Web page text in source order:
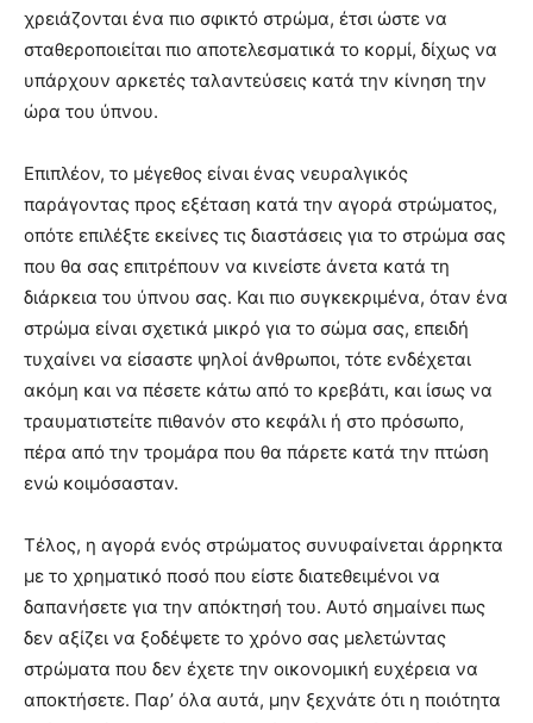
χρειάζονται ένα πιο σφικτό στρώμα, έτσι ώστε να
σταθεροποιείται πιο αποτελεσματικά το κορμί, δίχως να
υπάρχουν αρκετές ταλαντεύσεις κατά την κίνηση την
ώρα του ύπνου.
Επιπλέον, το μέγεθος είναι ένας νευραλγικός
παράγοντας προς εξέταση κατά την αγορά στρώματος,
οπότε επιλέξτε εκείνες τις διαστάσεις για το στρώμα σας
που θα σας επιτρέπουν να κινείστε άνετα κατά τη
διάρκεια του ύπνου σας. Και πιο συγκεκριμένα, όταν ένα
στρώμα είναι σχετικά μικρό για το σώμα σας, επειδή
τυχαίνει να είσαστε ψηλοί άνθρωποι, τότε ενδέχεται
ακόμη και να πέσετε κάτω από το κρεβάτι, και ίσως να
τραυματιστείτε πιθανόν στο κεφάλι ή στο πρόσωπο,
πέρα από την τρομάρα που θα πάρετε κατά την πτώση
ενώ κοιμόσασταν.
Τέλος, η αγορά ενός στρώματος συνυφαίνεται άρρηκτα
με το χρηματικό ποσό που είστε διατεθειμένοι να
δαπανήσετε για την απόκτησή του. Αυτό σημαίνει πως
δεν αξίζει να ξοδέψετε το χρόνο σας μελετώντας
στρώματα που δεν έχετε την οικονομική ευχέρεια να
αποκτήσετε. Παρ’ όλα αυτά, μην ξεχνάτε ότι η ποιότητα